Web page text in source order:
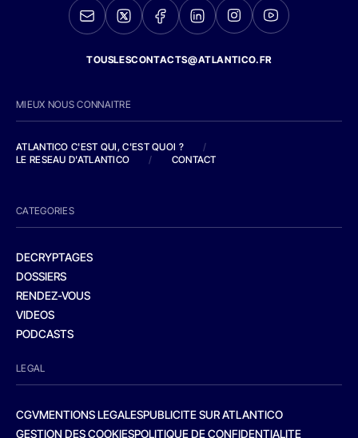
TOUSLESCONTACTS@ATLANTICO.FR
MIEUX NOUS CONNAITRE
ATLANTICO C'EST QUI, C'EST QUOI ?
/
LE RESEAU D'ATLANTICO
/ CONTACT
CATEGORIES
DECRYPTAGES
DOSSIERS
RENDEZ-VOUS
VIDEOS
PODCASTS
LEGAL
CGVMENTIONS LEGALESPUBLICITE SUR ATLANTICO
GESTION DES COOKIESPOLITIQUE DE CONFIDENTIALITE